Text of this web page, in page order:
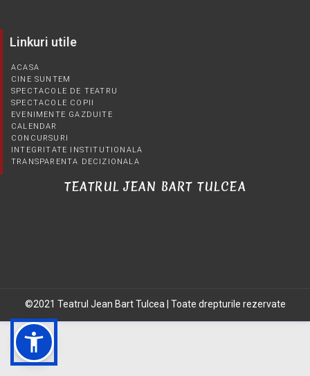
Linkuri utile
ACASA
CINE SUNTEM
SPECTACOLE DE TEATRU
SPECTACOLE COPII
EVENIMENTE GAZDUITE
CALENDAR
CONCURSURI
INTEGRITATE INSTITUTIONALA
TRANSPARENTA DECIZIONALA
TEATRUL JEAN BART TULCEA
©2021 Teatrul Jean Bart Tulcea | Toate drepturile rezervate